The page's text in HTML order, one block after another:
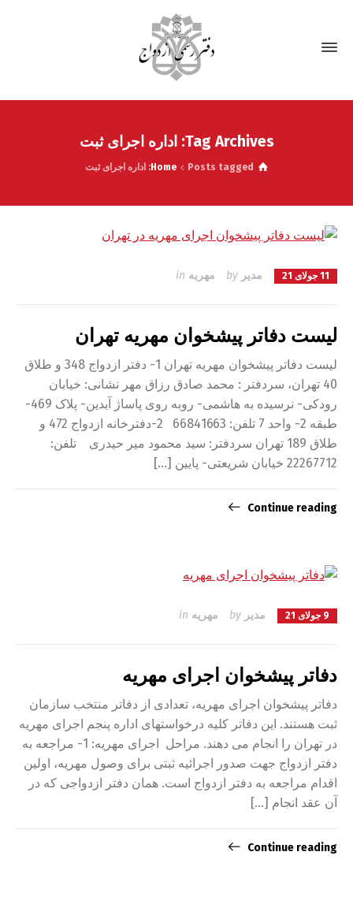
Tag Archives: اداره اجرای ثبت
Home Posts tagged: اداره اجرای ثبت
11 جولای 21 مدیر مهریه
لیست دفاتر پیشخوان مهریه تهران
لیست دفاتر پیشخوان مهریه تهران 1- دفتر ازدواج 348 و طلاق
40 تهران، سردفتر : محمد صادق رزاق مهر نشانی: خیابان
رودکی- نرسیده به هاشمی- روبه روی پاساژ آیدین- پلاک 469-
طبقه 2- واحد 7 تلفن: 66841663 2-دفترخانه ازدواج 472 و
طلاق 189 تهران سردفتر: سید محمود میر حیدری تلفن:
22267712 خیابان شریعتی- پایین […]
Continue reading
9 جولای 21 مدیر مهریه
دفاتر پیشخوان اجرای مهریه
دفاتر پیشخوان اجرای مهریه، تعدادی از دفاتر منتخب سازمان
ثبت هستند. این دفاتر کلیه درخواستهای اداره پنجم اجرای مهریه
در تهران را انجام می دهند. مراحل اجرای مهریه: 1- مراجعه به
دفتر ازدواج جهت صدور اجرائیه ثبتی برای وصول مهریه، اولین
اقدام مراجعه به دفتر ازدواج است. همان دفتر ازدواجی که در
آن عقد انجام […]
Continue reading